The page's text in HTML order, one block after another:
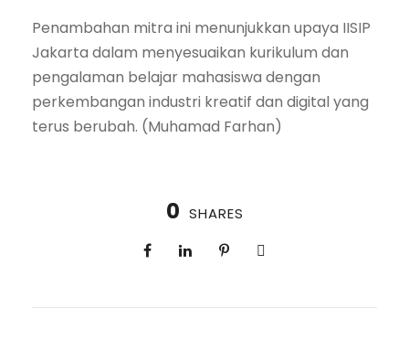
Penambahan mitra ini menunjukkan upaya IISIP
Jakarta dalam menyesuaikan kurikulum dan
pengalaman belajar mahasiswa dengan
perkembangan industri kreatif dan digital yang
terus berubah. (Muhamad Farhan)
0 SHARES